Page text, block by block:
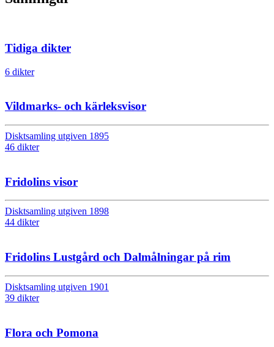
Tidiga dikter
6 dikter
Vildmarks- och kärleksvisor
Disktsamling utgiven 1895
46 dikter
Fridolins visor
Disktsamling utgiven 1898
44 dikter
Fridolins Lustgård och Dalmålningar på rim
Disktsamling utgiven 1901
39 dikter
Flora och Pomona